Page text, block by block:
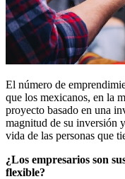
El número de
que los mexicanos, en la
proyecto basado en una
magnitud de su inversión
vida de las personas que
¿Los empresarios son
flexible?